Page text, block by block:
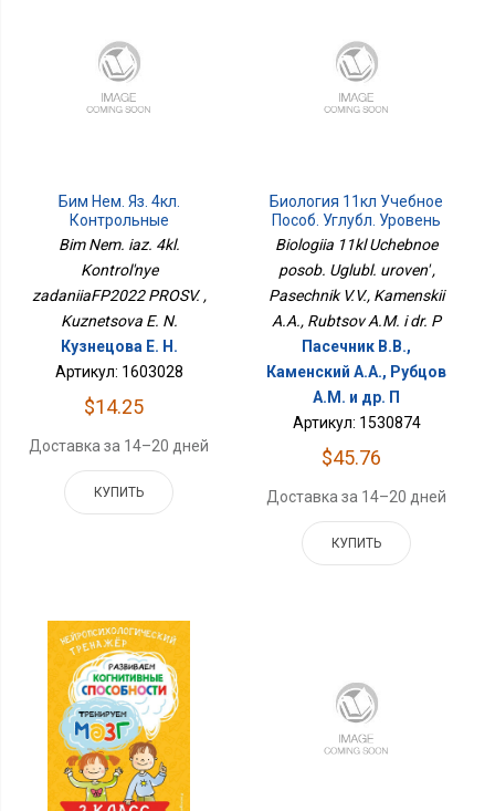
Бим Нем. Яз. 4кл.
Контрольные
ЗаданияФП2022 ПРОСВ.
Bim Nem. iaz. 4kl.
Kontrol'nye
zadaniiaFP2022 PROSV. ,
Kuznetsova E. N.
Кузнецова Е. Н.
Артикул: 1603028
$14.25
Доставка за 14–20 дней
КУПИТЬ
Биология 11кл Учебное
Пособ. Углубл. Уровень
Biologiia 11kl Uchebnoe
posob. Uglubl. uroven' ,
Pasechnik V.V., Kamenskii
A.A., Rubtsov A.M. i dr. P
Пасечник В.В.,
Каменский А.А., Рубцов
A.M. и др. П
Артикул: 1530874
$45.76
Доставка за 14–20 дней
КУПИТЬ